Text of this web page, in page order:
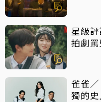
星級
拍劇
雀雀
獨的